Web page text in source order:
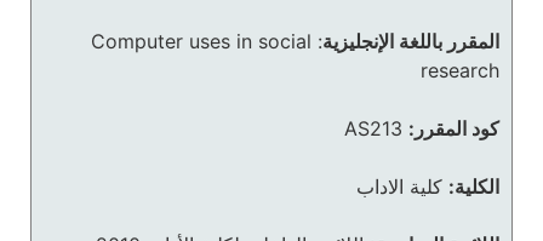
المقرر باللغة الإنجليزية:
Computer uses in social
research
كود المقرر: AS213
الكلية: كلية الاداب